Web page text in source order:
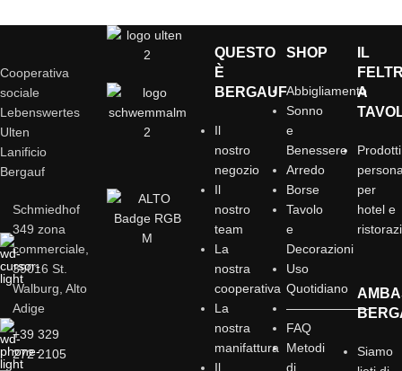
Cooperativa
sociale
Lebenswertes
Ulten
Lanificio
Bergauf
Schmiedhof
349 zona
commerciale,
39016 St.
Walburg, Alto
Adige
+39 329
272 2105
QUESTO
È
BERGAUF
Il
nostro
negozio
Il
nostro
team
La
nostra
cooperativa
La
nostra
manifattura
Il
SHOP
Abbigliamento
Sonno
e
Benessere
Arredo
Borse
Tavolo
e
Decorazioni
Uso
Quotidiano
——————–
FAQ
Metodi
di
IL
A
Prodotti
per
hotel e
Siamo